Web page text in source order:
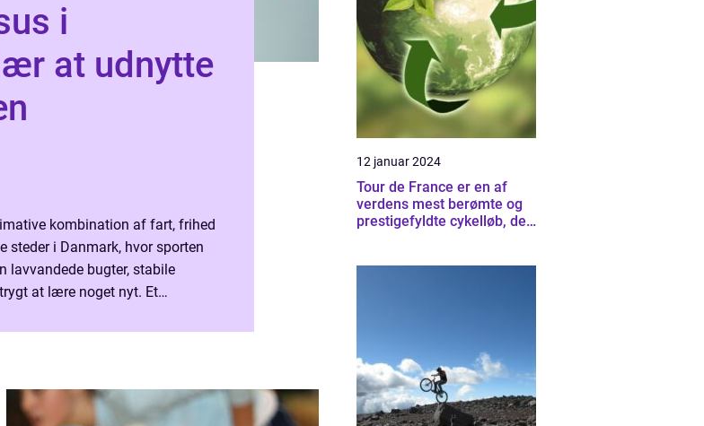
i
at udnytte
kombination af fart, frihed
i Danmark, hvor sporten
lavvandede bugter, stabile
at lære noget nyt. Et
12 januar 2024
Tour de France er en af
verdens mest berømte og
prestigefyldte cykelløb, der